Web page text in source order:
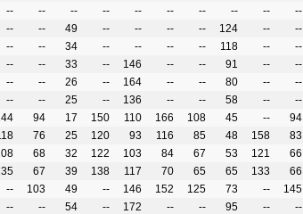
-- -- -- -- -- -- -- -- -- --
-- -- 49 -- -- -- -- 124 -- --
-- -- 34 -- -- -- -- 118 -- --
-- -- 33 -- 146 -- -- 91 -- --
-- -- 26 -- 164 -- -- 80 -- --
-- -- 25 -- 136 -- -- 58 -- --
94 17 150 110 166 108 45 -- 94
76 25 120 93 116 85 48 158 83
68 32 122 103 84 67 53 121 66
67 39 138 117 70 65 65 133 66
-- 103 49 -- 146 152 125 73 -- 145
-- -- 54 -- 172 -- -- 95 -- --